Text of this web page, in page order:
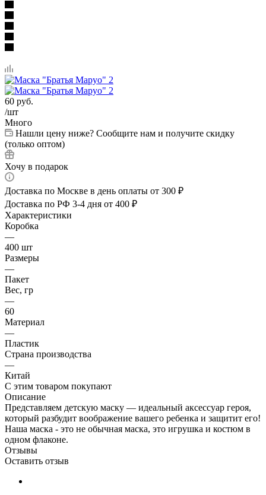
60 руб.
/шт
Много
Нашли цену ниже? Сообщите нам и получите скидку
(только оптом)
Хочу в подарок
Доставка по Москве в день оплаты от 300 ₽
Доставка по РФ 3-4 дня от 400 ₽
Характеристики
Коробка
—
400 шт
Размеры
—
Пакет
Вес, гр
—
60
Материал
—
Пластик
Страна производства
—
Китай
С этим товаром покупают
Описание
Представляем детскую маску — идеальный аксессуар героя,
который разбудит воображение вашего ребенка и защитит его!
Наша маска - это не обычная маска, это игрушка и костюм в
одном флаконе.
Отзывы
Оставить отзыв